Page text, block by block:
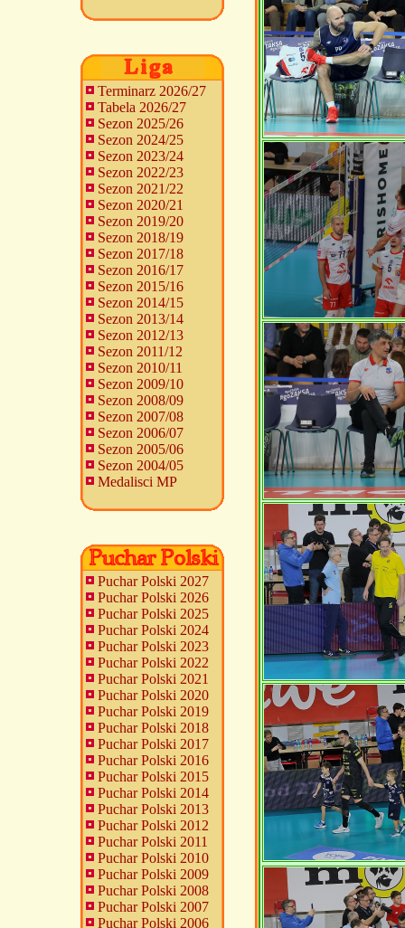
Terminarz 2026/27
Tabela 2026/27
Sezon 2025/26
Sezon 2024/25
Sezon 2023/24
Sezon 2022/23
Sezon 2021/22
Sezon 2020/21
Sezon 2019/20
Sezon 2018/19
Sezon 2017/18
Sezon 2016/17
Sezon 2015/16
Sezon 2014/15
Sezon 2013/14
Sezon 2012/13
Sezon 2011/12
Sezon 2010/11
Sezon 2009/10
Sezon 2008/09
Sezon 2007/08
Sezon 2006/07
Sezon 2005/06
Sezon 2004/05
Medalisci MP
Puchar Polski 2027
Puchar Polski 2026
Puchar Polski 2025
Puchar Polski 2024
Puchar Polski 2023
Puchar Polski 2022
Puchar Polski 2021
Puchar Polski 2020
Puchar Polski 2019
Puchar Polski 2018
Puchar Polski 2017
Puchar Polski 2016
Puchar Polski 2015
Puchar Polski 2014
Puchar Polski 2013
Puchar Polski 2012
Puchar Polski 2011
Puchar Polski 2010
Puchar Polski 2009
Puchar Polski 2008
Puchar Polski 2007
Puchar Polski 2006